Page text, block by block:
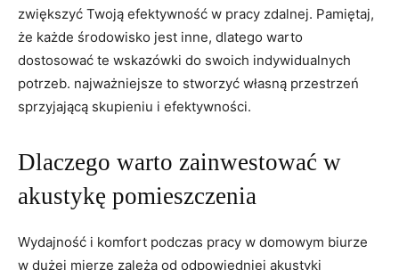
‌zwiększyć Twoją ⁣efektywność w pracy zdalnej. Pamiętaj,‍
że każde środowisko jest inne, dlatego warto ​
dostosować ​te wskazówki do swoich indywidualnych⁤
potrzeb. najważniejsze to stworzyć własną przestrzeń
sprzyjającą skupieniu i efektywności.
Dlaczego warto‍ zainwestować⁢ w⁢
akustykę⁤ pomieszczenia
Wydajność ‍i komfort podczas‍ pracy ‌w ⁢domowym ⁢biurze
w dużej‌ mierze zależą od odpowiedniej akustyki